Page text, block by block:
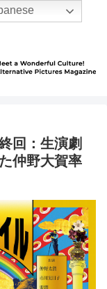
回：生演劇
仲野大賀率